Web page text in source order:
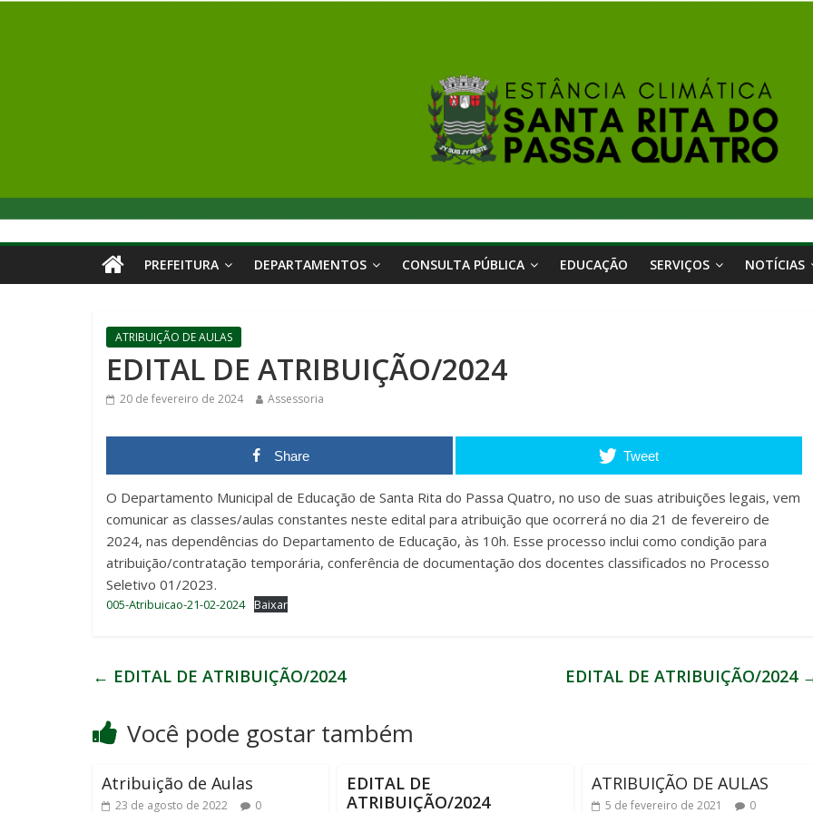
PREFEITURA DEPARTAMENTOS CONSULTA PÚBLICA EDUCAÇÃO SERVIÇOS NOTÍCIAS
ATRIBUIÇÃO DE AULAS
EDITAL DE ATRIBUIÇÃO/2024
20 de fevereiro de 2024 Assessoria
Share Tweet
O Departamento Municipal de Educação de Santa Rita do Passa Quatro, no uso de suas atribuições legais, vem
comunicar as classes/aulas constantes neste edital para atribuição que ocorrerá no dia 21 de fevereiro de
2024, nas dependências do Departamento de Educação, às 10h. Esse processo inclui como condição para
atribuição/contratação temporária, conferência de documentação dos docentes classificados no Processo
Seletivo 01/2023.
005-Atribuicao-21-02-2024 Baixar
← EDITAL DE ATRIBUIÇÃO/2024 EDITAL DE ATRIBUIÇÃO/2024
Você pode gostar também
Atribuição de Aulas
23 de agosto de 2022 0
EDITAL DE
ATRIBUIÇÃO/2024
ATRIBUIÇÃO DE AULAS
5 de fevereiro de 2021 0